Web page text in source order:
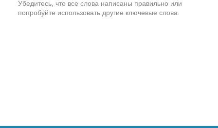
Убедитесь, что все слова написаны правильно или
попробуйте использовать другие ключевые слова.